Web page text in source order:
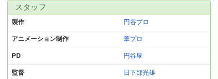
スタッフ
製作 円谷プロ
アニメーション制作 葦プロ
PD 円谷皐
監督 日下部光雄